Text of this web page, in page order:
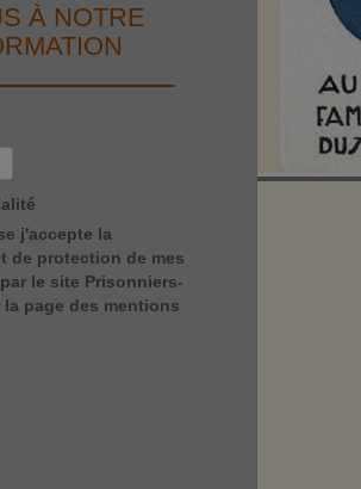
À NOTRE
j'accepte la
de protection de mes
le site Prisonniers-
page des mentions